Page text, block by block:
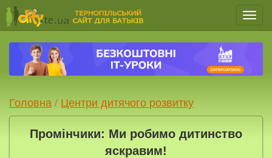
Меню
Головна / Центри дитячого розвитку
Промінчики: Ми робимо дитинство
яскравим!